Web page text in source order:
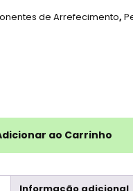
de Arrefecimento,
ao Carrinho